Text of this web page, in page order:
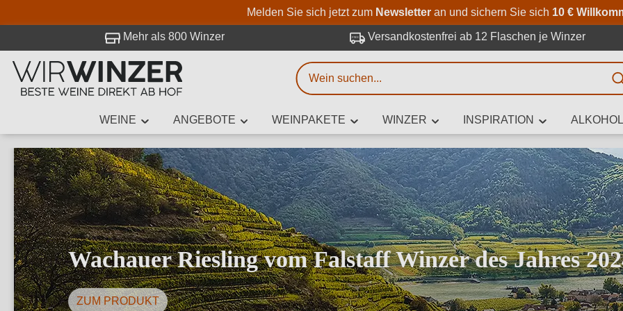
Zum Hauptinhalt springen
Zur Suche springen
Zur Hauptnavigation
Melden Sie sich jetzt zum Newsletteran und sichern Sie sich 10 €
Mehr als 800 Winzer Versandkostenfrei ab 12 Flaschen je Winzer
WEINE ANGEBOTE WEINPAKETE WINZER INSPIRATION
Wachauer Riesling vom Falstaff Winzer des Jahres
ZUM PRODUKT
Weinsuche
Mindestens 3 Zeichen eingeben
Beschreiben Sie, welchen Wein Sie suchen – ob nach Geschmack, Anlass,
Rebsorte, Region, Winzer oder anderen Kriterien.
bei WirWinzer.